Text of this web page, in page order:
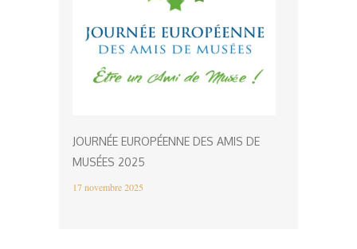
JOURNÉE EUROPÉENNE DES AMIS DE
MUSÉES 2025
17 novembre 2025